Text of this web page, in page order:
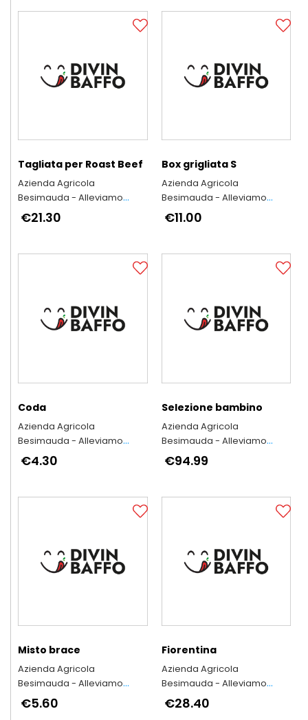
Tagliata per Roast Beef
Azienda Agricola
Besimauda - Alleviamo
secondo l'antica tradizione
piemontese
€21.30
Box grigliata S
Azienda Agricola
Besimauda - Alleviamo
secondo l'antica tradizione
piemontese
€11.00
Coda
Azienda Agricola
Besimauda - Alleviamo
secondo l'antica tradizione
piemontese
€4.30
Selezione bambino
Azienda Agricola
Besimauda - Alleviamo
secondo l'antica tradizione
piemontese
€94.99
Misto brace
Azienda Agricola
Besimauda - Alleviamo
secondo l'antica tradizione
piemontese
€5.60
Fiorentina
Azienda Agricola
Besimauda - Alleviamo
secondo l'antica tradizione
piemontese
€28.40